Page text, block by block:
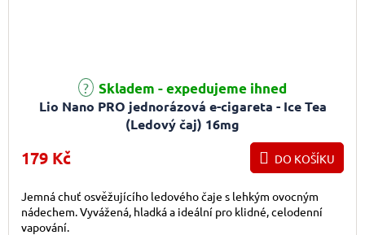
Lio Nano PRO jednorázová e-cigareta - Ice Tea
(Ledový čaj) 16mg
Skladem - expedujeme ihned
179 Kč DO KOŠÍKU
Jemná chuť osvěžujícího ledového čaje s lehkým ovocným
nádechem. Vyvážená, hladká a ideální pro klidné, celodenní
vapování.